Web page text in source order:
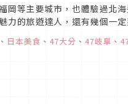
岡等主要城市，也體驗過
力的旅遊達人，還有幾個一
、 日本美食 、 47大分 、 47岐阜 、